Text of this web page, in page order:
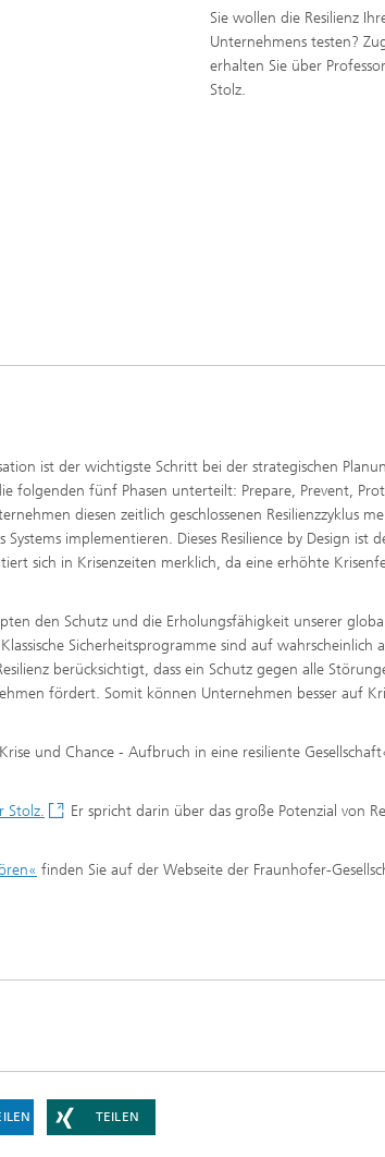
Sie wollen die Resilienz
Unternehmens testen?
erhalten Sie über
Stolz.
ist der wichtigste Schritt bei der strategischen
folgenden fünf Phasen unterteilt: Prepare, Prevent,
diesen zeitlich geschlossenen Resilienzzyklus
implementieren. Dieses Resilience by Design ist
sich in Krisenzeiten merklich, da eine erhöhte
den Schutz und die Erholungsfähigkeit unserer
Sicherheitsprogramme sind auf wahrscheinlich
berücksichtigt, dass ein Schutz gegen alle
fördert. Somit können Unternehmen besser auf
und Chance - Aufbruch in eine resiliente
Stolz.
Er spricht darin über das große Potenzial von
finden Sie auf der Webseite der Fraunhofer-
TEILEN